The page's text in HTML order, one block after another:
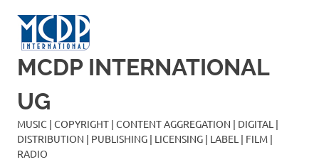
Inhalt
springen
MCDP INTERNATIONAL
UG
MUSIC | COPYRIGHT | CONTENT AGGREGATION | DIGITAL |
DISTRIBUTION | PUBLISHING | LICENSING | LABEL | FILM |
RADIO